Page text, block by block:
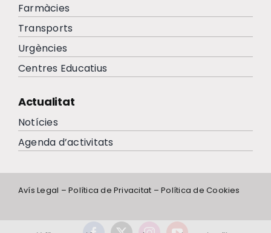
Farmàcies
Transports
Urgències
Centres Educatius
Actualitat
Notícies
Agenda d’activitats
Avís Legal –Política de Privacitat –Política de Cookies